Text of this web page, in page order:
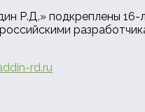
Р.Д.» подкреплены
rd.ru